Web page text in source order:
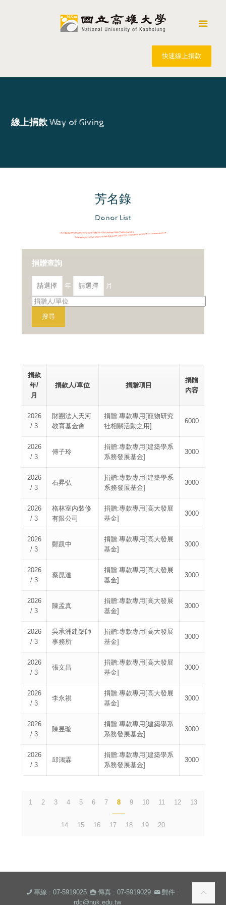
快速線上捐款
線上捐款 Way of Giving
芳名錄
Donor List
捐贈查詢
年 月
捐款
年/
月
捐款人/單位 捐贈項目
捐贈
內容
2026
/ 3
財團法人天河
教育基金會
捐贈:專款專用[寵物研究
社相關活動之用]
6000
2026
/ 3
傅子玲
捐贈:專款專用[建築學系
系務發展基金]
3000
2026
/ 3
石昇弘
捐贈:專款專用[建築學系
系務發展基金]
3000
2026
/ 3
格林室內裝修
有限公司
捐贈:專款專用[高大發展
基金]
3000
2026
/ 3
鄭凱中
捐贈:專款專用[高大發展
基金]
3000
2026
/ 3
蔡昆達
捐贈:專款專用[高大發展
基金]
3000
2026
/ 3
陳孟真
捐贈:專款專用[高大發展
基金]
3000
2026
/ 3
吳承洲建築師
事務所
捐贈:專款專用[高大發展
基金]
3000
2026
/ 3
張文昌
捐贈:專款專用[高大發展
基金]
3000
2026
/ 3
李永祺
捐贈:專款專用[高大發展
基金]
3000
2026
/ 3
陳昱璇
捐贈:專款專用[建築學系
系務發展基金]
3000
2026
/ 3
邱鴻霖
捐贈:專款專用[建築學系
系務發展基金]
3000
1 2 3 4 5 6 7 8 9 10 11 12 13
14 15 16 17 18 19 20
專線 : 07-5919025 傳真 : 07-5919029
郵件 :
rdc@nuk.edu.tw